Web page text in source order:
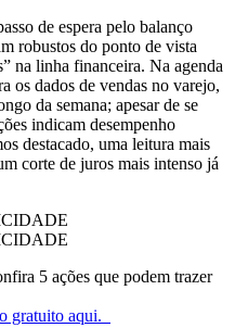
de espera pelo balanço
robustos do ponto de vista
na linha financeira. Na agenda
os dados de vendas no varejo,
da semana; apesar de se
indicam desempenho
destacado, uma leitura mais
corte de juros mais intenso já
5 ações que podem trazer
gratuito aqui.